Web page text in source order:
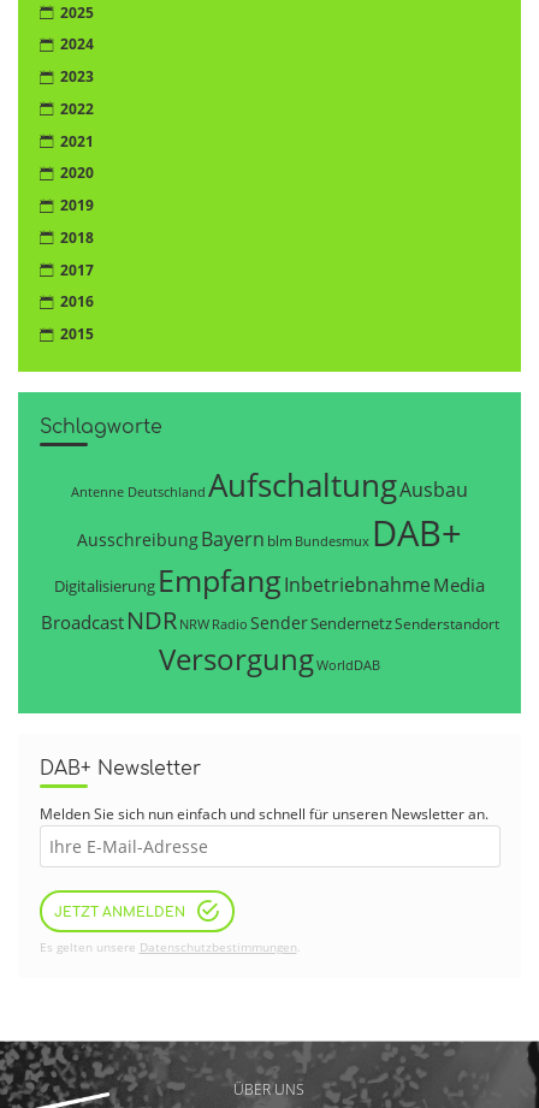
2025
2024
2023
2022
2021
2020
2019
2018
2017
2016
2015
Schlagworte
Antenne Deutschland AufschaltungAusbau
AusschreibungBayern blm Bundesmux DAB+
Digitalisierung EmpfangInbetriebnahme Media
Broadcast NDR NRW Radio SenderSendernetzSenderstandort
VersorgungWorldDAB
DAB+ Newsletter
Melden Sie sich nun einfach und schnell für unseren Newsletter an.
JETZT ANMELDEN
Es gelten unsere Datenschutzbestimmungen.
ÜBER UNS